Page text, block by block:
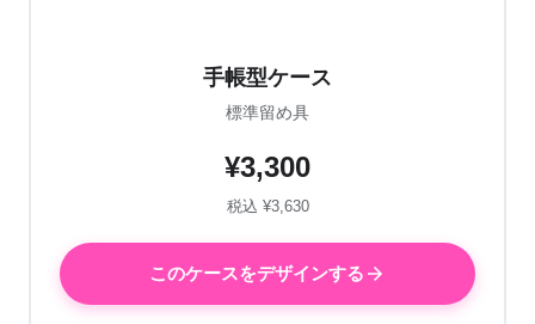
手帳型ケース
標準留め具
¥3,300
税込 ¥3,630
このケースをデザインする